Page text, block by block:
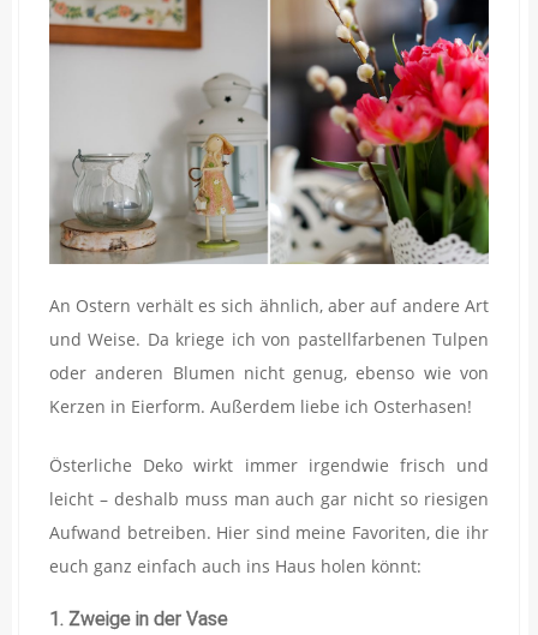
An Ostern verhält es sich ähnlich, aber auf andere Art
und Weise. Da kriege ich von pastellfarbenen Tulpen
oder anderen Blumen nicht genug, ebenso wie von
Kerzen in Eierform. Außerdem liebe ich Osterhasen!
Österliche Deko wirkt immer irgendwie frisch und
leicht – deshalb muss man auch gar nicht so riesigen
Aufwand betreiben. Hier sind meine Favoriten, die ihr
euch ganz einfach auch ins Haus holen könnt:
1. Zweige in der Vase